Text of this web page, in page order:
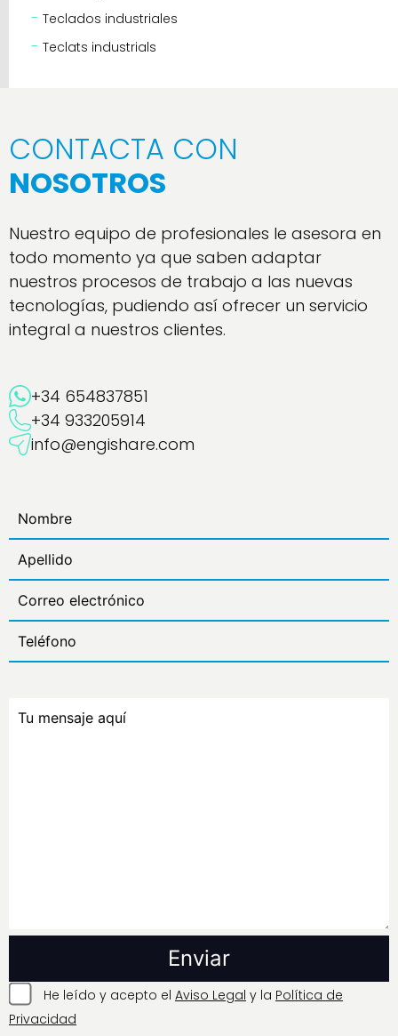
Teclados industriales
Teclats industrials
CONTACTA CON
NOSOTROS
Nuestro equipo de profesionales le asesora en
todo momento ya que saben adaptar
nuestros procesos de trabajo a las nuevas
tecnologías, pudiendo así ofrecer un servicio
integral a nuestros clientes.
+34 654837851
+34 933205914
info@engishare.com
He leído y acepto el Aviso Legal y la Política de
Privacidad